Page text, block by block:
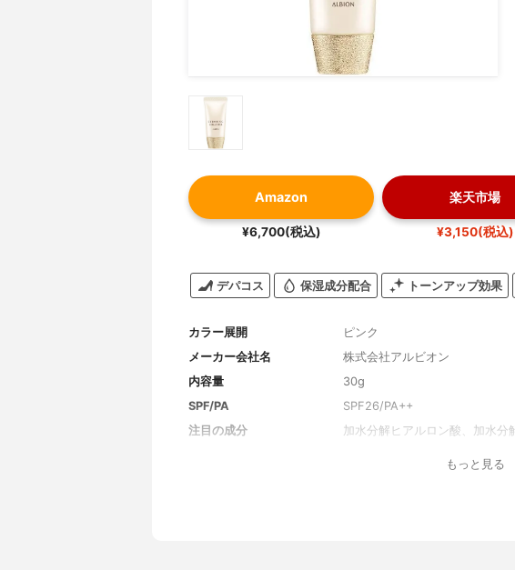
Amazon
¥6,700(税込)
楽天市場
¥3,150(税込)
デパコス 保湿成分配合 トーンアップ効果
カラー展開
ピンク
メーカー会社名
株式会社アルビオン
内容量
30g
SPF/PA
SPF26/PA++
注目の成分
加水分解ヒアルロン酸、加水分
水、BG、トリエチルヘキサノ
イヒ酸エチルヘキシル、ジメ
アデノシン、オリザノール、
もっと見る